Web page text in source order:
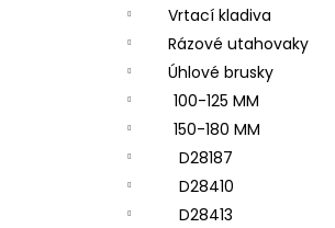
Vrtací kladiva
Rázové utahovaky
Úhlové brusky
100-125 MM
150-180 MM
D28187
D28410
D28413